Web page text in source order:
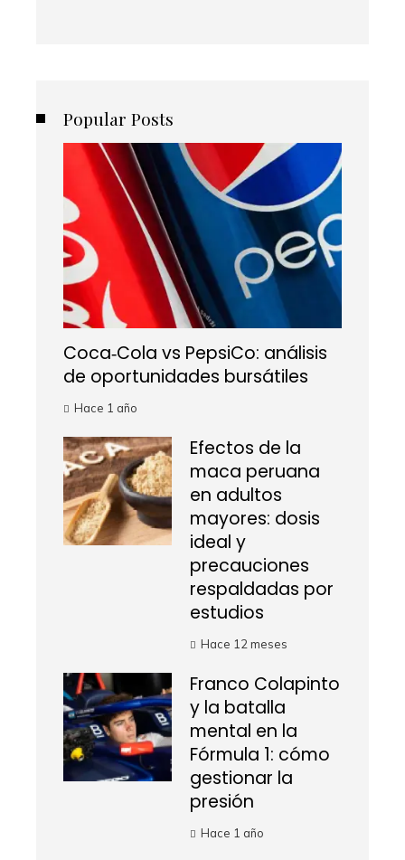
Popular Posts
Coca‑Cola vs PepsiCo: análisis
de oportunidades bursátiles
Hace 1 año
Efectos de la
maca peruana
en adultos
mayores: dosis
ideal y
precauciones
respaldadas por
estudios
Hace 12 meses
Franco Colapinto
y la batalla
mental en la
Fórmula 1: cómo
gestionar la
presión
Hace 1 año